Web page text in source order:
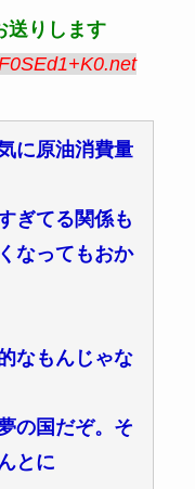
送りします
に原油消費量
ぎてる関係も
なってもおか
なもんじゃな
の国だぞ。そ
とに